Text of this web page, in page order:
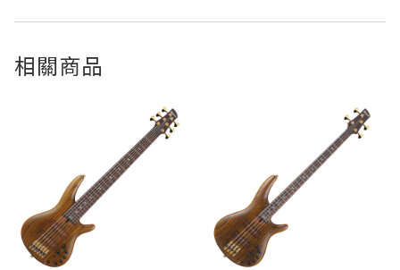
相關商品